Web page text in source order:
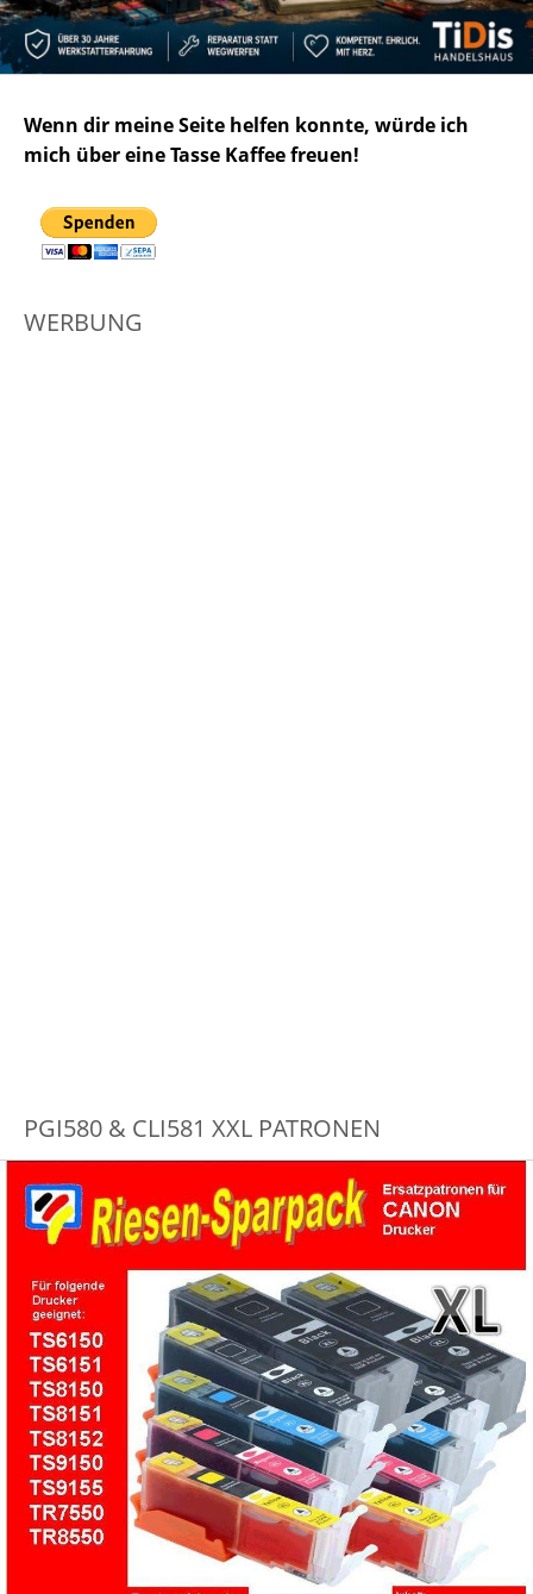
Wenn dir meine Seite helfen konnte, würde ich
mich über eine Tasse Kaffee freuen!
WERBUNG
PGI580 & CLI581 XXL PATRONEN